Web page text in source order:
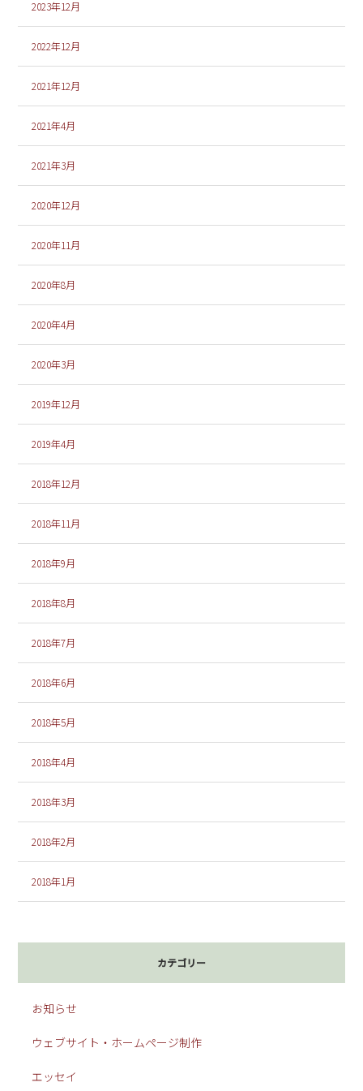
2023年12月
2022年12月
2021年12月
2021年4月
2021年3月
2020年12月
2020年11月
2020年8月
2020年4月
2020年3月
2019年12月
2019年4月
2018年12月
2018年11月
2018年9月
2018年8月
2018年7月
2018年6月
2018年5月
2018年4月
2018年3月
2018年2月
2018年1月
カテゴリー
お知らせ
ウェブサイト・ホームページ制作
エッセイ